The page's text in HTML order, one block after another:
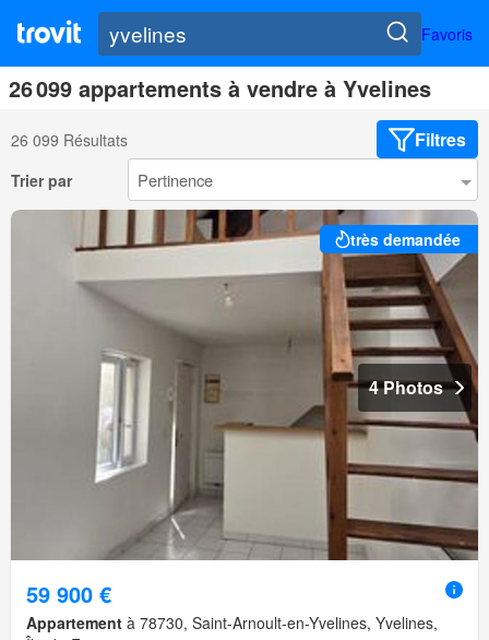
Favoris
26 099 appartements à vendre à Yvelines
26 099 Résultats Filtres
Trier par
très demandée
4 Photos
59 900 €
Appartement à 78730, Saint-Arnoult-en-Yvelines, Yvelines,